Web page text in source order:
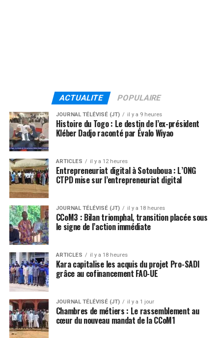
ACTUALITE POPULAIRE
JOURNAL TÉLÉVISÉ (JT) il y a 9 heures
Histoire du Togo : Le destin de l’ex-président
Kléber Dadjo raconté par Évalo Wiyao
ARTICLES il y a 12 heures
Entrepreneuriat digital à Sotouboua : L’ONG
CTPD mise sur l’entrepreneuriat digital
JOURNAL TÉLÉVISÉ (JT) il y a 18 heures
CCoM3 : Bilan triomphal, transition placée sous
le signe de l’action immédiate
ARTICLES il y a 18 heures
Kara capitalise les acquis du projet Pro-SADI
grâce au cofinancement FAO-UE
JOURNAL TÉLÉVISÉ (JT) il y a 1 jour
Chambres de métiers : Le rassemblement au
cœur du nouveau mandat de la CCoM1